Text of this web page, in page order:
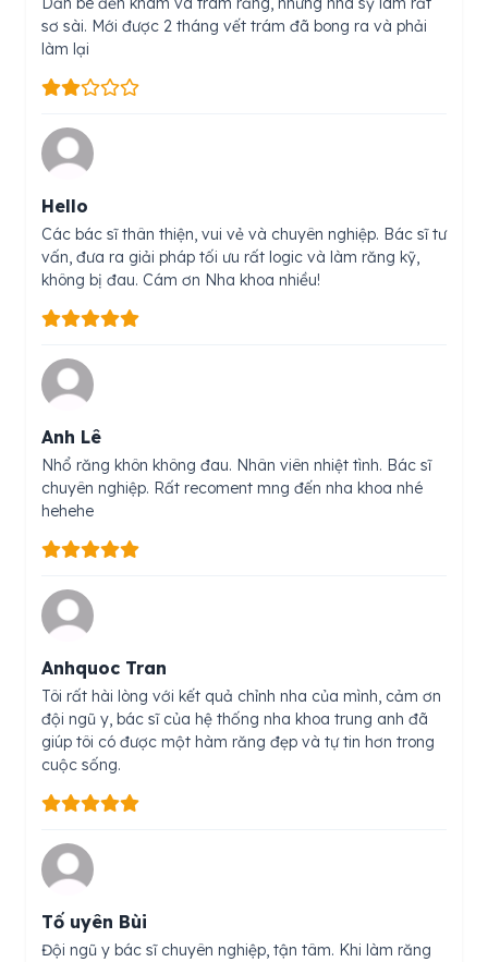
sơ sài. Mới được 2 tháng vết trám đã bong ra và phải
làm lại
Hello
Các bác sĩ thân thiện, vui vẻ và chuyên nghiệp. Bác sĩ tư
vấn, đưa ra giải pháp tối ưu rất logic và làm răng kỹ,
không bị đau. Cám ơn Nha khoa nhiều!
Anh Lê
Nhổ răng khôn không đau. Nhân viên nhiệt tình. Bác sĩ
chuyên nghiệp. Rất recoment mng đến nha khoa nhé
hehehe
Anhquoc Tran
Tôi rất hài lòng với kết quả chỉnh nha của mình, cảm ơn
đội ngũ y, bác sĩ của hệ thống nha khoa trung anh đã
giúp tôi có được một hàm răng đẹp và tự tin hơn trong
cuộc sống.
Tố uyên Bùi
Đội ngũ y bác sĩ chuyên nghiệp, tận tâm. Khi làm răng